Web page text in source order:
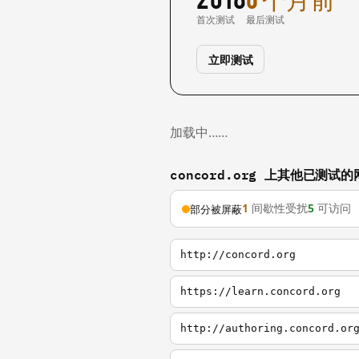
首次测试 最后测试
立即测试
加载中……
concord.org 上其他已测试的
部分被屏蔽1 间歇性受扰5 可访问
http://concord.org
https://learn.concord.org
http://authoring.concord.org